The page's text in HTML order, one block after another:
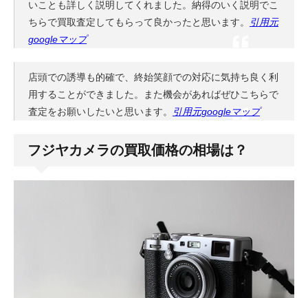
いことも詳しく説明してくれました。納得のいく説明でこ
ちらで買取査定してもらって良かったと思います。
引用元
googleマップ
店頭での誘導も的確で、終始笑顔での対応に気持ち良く利
用することができました。また機会があればぜひこちらで
査定をお願いしたいと思います。
引用元googleマップ
フジヤカメラの買取価格の相場は？